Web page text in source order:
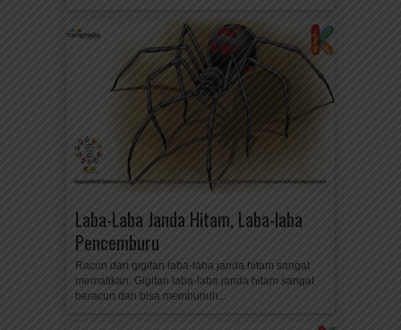
Laba-Laba Janda Hitam, Laba-laba
Pencemburu
Racun dari gigitan laba-laba janda hitam sangat
mematikan. Gigitan laba-laba janda hitam sangat
beracun dan bisa membunuh...